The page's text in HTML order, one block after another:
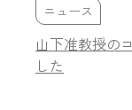
ニュース
山下准教授の
した